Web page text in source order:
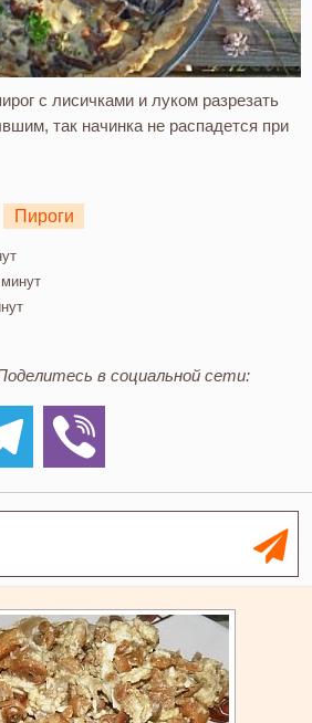
с лисичками и луком разрезать
так начинка не распадется при
Пироги
в социальной сети: